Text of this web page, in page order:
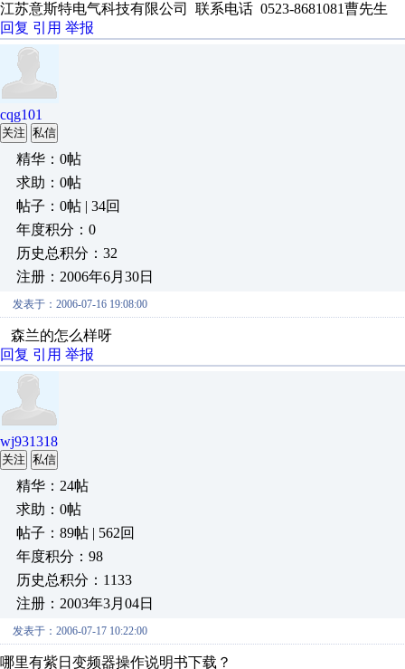
江苏意斯特电气科技有限公司 联系电话 0523-8681081曹先生
回复 引用 举报
cqg101
关注 私信
精华：0帖
求助：0帖
帖子：0帖 | 34回
年度积分：0
历史总积分：32
注册：2006年6月30日
发表于：2006-07-16 19:08:00
森兰的怎么样呀
回复 引用 举报
wj931318
关注 私信
精华：24帖
求助：0帖
帖子：89帖 | 562回
年度积分：98
历史总积分：1133
注册：2003年3月04日
发表于：2006-07-17 10:22:00
哪里有紫日变频器操作说明书下载？